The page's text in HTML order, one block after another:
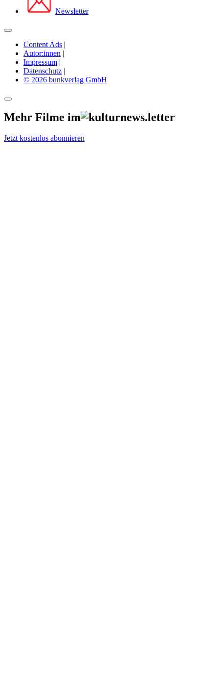
Newsletter
Content Ads |
Autor:innen |
Impressum |
Datenschutz |
© 2026 bunkverlag GmbH
Mehr Filme im
Jetzt kostenlos abonnieren